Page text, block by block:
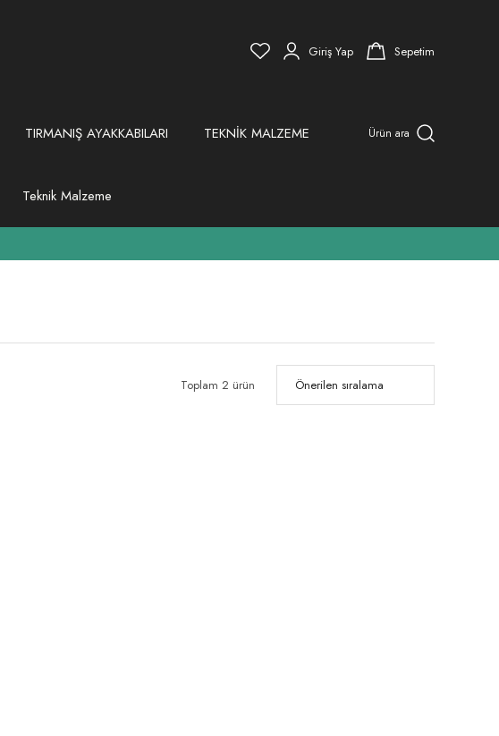
Giriş Yap Sepetim
TIRMANIŞ AYAKKABILARI TEKNİK MALZEME
Teknik Malzeme
Ürün ara
Toplam 2 ürün